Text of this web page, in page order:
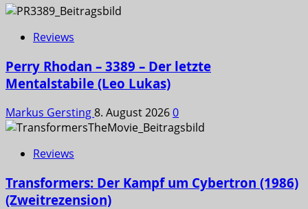
Reviews
Perry Rhodan – 3389 – Der letzte
Mentalstabile (Leo Lukas)
Markus Gersting8. August 20260
Reviews
Transformers: Der Kampf um Cybertron (1986)
(Zweitrezension)